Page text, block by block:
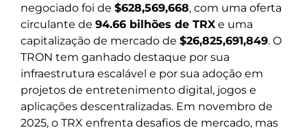
negociado foi de $628,569,668, com uma oferta
circulante de 94.66 bilhões de TRX e uma
capitalização de mercado de $26,825,691,849. O
TRON tem ganhado destaque por sua
infraestrutura escalável e por sua adoção em
projetos de entretenimento digital, jogos e
aplicações descentralizadas. Em novembro de
2025, o TRX enfrenta desafios de mercado, mas